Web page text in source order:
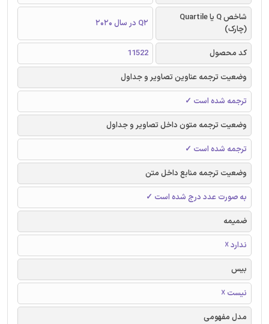
شاخص Q یا Quartile
(چارک)
Q2 در سال 2020
کد محصول
11522
وضعیت ترجمه عناوین تصاویر و جداول
ترجمه شده است ✓
وضعیت ترجمه متون داخل تصاویر و جداول
ترجمه شده است ✓
وضعیت ترجمه منابع داخل متن
به صورت عدد درج شده است ✓
ضمیمه
ندارد ☓
بیس
نیست ☓
مدل مفهومی